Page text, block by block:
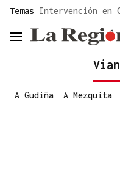
common.go-to-content
Temas Intervención en
header.menu.open
A Gudiña A Mezquita